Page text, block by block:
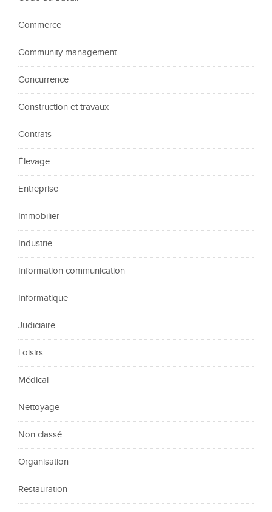
Commerce
Community management
Concurrence
Construction et travaux
Contrats
Élevage
Entreprise
Immobilier
Industrie
Information communication
Informatique
Judiciaire
Loisirs
Médical
Nettoyage
Non classé
Organisation
Restauration